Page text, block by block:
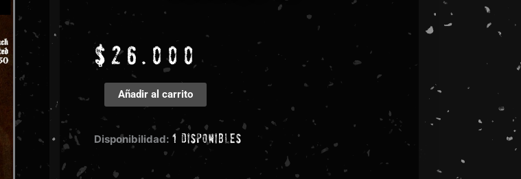
$ 26.000
Sentenced
The
Trooper
cantidad
Añadir al carrito
Disponibilidad: 1 disponibles